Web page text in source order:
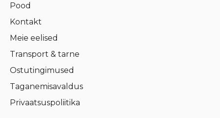
Pood
Kontakt
Meie eelised
Transport & tarne
Ostutingimused
Taganemisavaldus
Privaatsuspoliitika